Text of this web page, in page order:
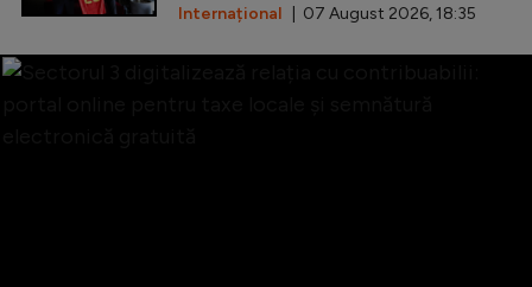
Internațional | 07 August 2026, 18:35